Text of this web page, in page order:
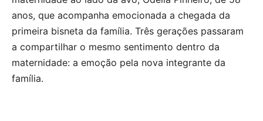
anos, que acompanha emocionada a chegada da
primeira bisneta da família. Três gerações passaram
a compartilhar o mesmo sentimento dentro da
maternidade: a emoção pela nova integrante da
família.